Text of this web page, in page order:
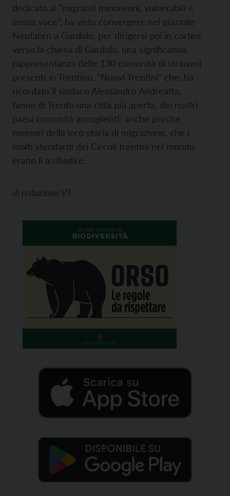
dedicato ai “migranti minorenni, vulnerabili e
senza voce”, ha visto convergere nel piazzale
Neufahrn a Gardolo, per dirigersi poi in corteo
verso la chiesa di Gardolo, una significativa
rappresentanza delle 130 comunità di stranieri
presenti in Trentino. “Nuovi Trentini” che, ha
ricordato il sindaco Alessandro Andreatta,
fanno di Trento una città più aperta, dei nostri
paesi comunità accoglienti: anche perché
memori della loro storia di migrazione, che i
molti stendardi dei Circoli trentini nel mondo
erano lì a ribadire.
di redazione VT